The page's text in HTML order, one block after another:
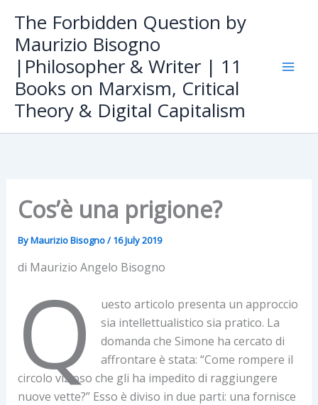
content
The Forbidden Question by
Maurizio Bisogno
|Philosopher & Writer | 11
Books on Marxism, Critical
Theory & Digital Capitalism
Cos’è una prigione?
ByMaurizio Bisogno/16 July 2019
di Maurizio Angelo Bisogno
Q
uesto articolo presenta un approccio
sia intellettualistico sia pratico. La
domanda che Simone ha cercato di
affrontare è stata: “Come rompere il
circolo vizioso che gli ha impedito di raggiungere
nuove vette?” Esso è diviso in due parti: una fornisce